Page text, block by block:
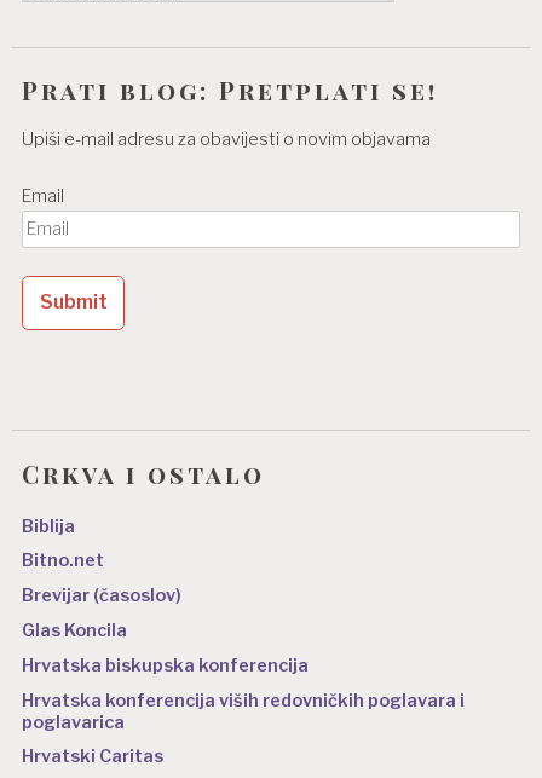
Prati blog: Pretplati se!
Upiši e-mail adresu za obavijesti o novim objavama
Email
Crkva i ostalo
Biblija
Bitno.net
Brevijar (časoslov)
Glas Koncila
Hrvatska biskupska konferencija
Hrvatska konferencija viših redovničkih poglavara i
poglavarica
Hrvatski Caritas